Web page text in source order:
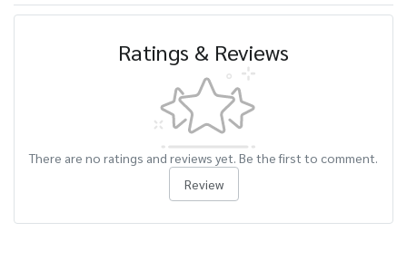
Ratings & Reviews
There are no ratings and reviews yet. Be the first to comment.
Review